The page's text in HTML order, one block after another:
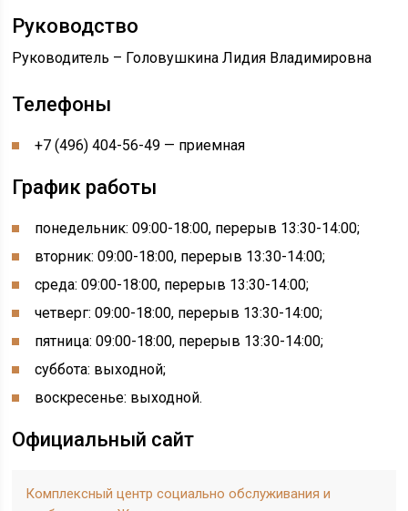
Руководство
Руководитель – Головушкина Лидия Владимировна
Телефоны
+7 (496) 404-56-49 — приемная
График работы
понедельник: 09:00-18:00, перерыв 13:30-14:00;
вторник: 09:00-18:00, перерыв 13:30-14:00;
среда: 09:00-18:00, перерыв 13:30-14:00;
четверг: 09:00-18:00, перерыв 13:30-14:00;
пятница: 09:00-18:00, перерыв 13:30-14:00;
суббота: выходной;
воскресенье: выходной.
Официальный сайт
Комплексный центр социально обслуживания и